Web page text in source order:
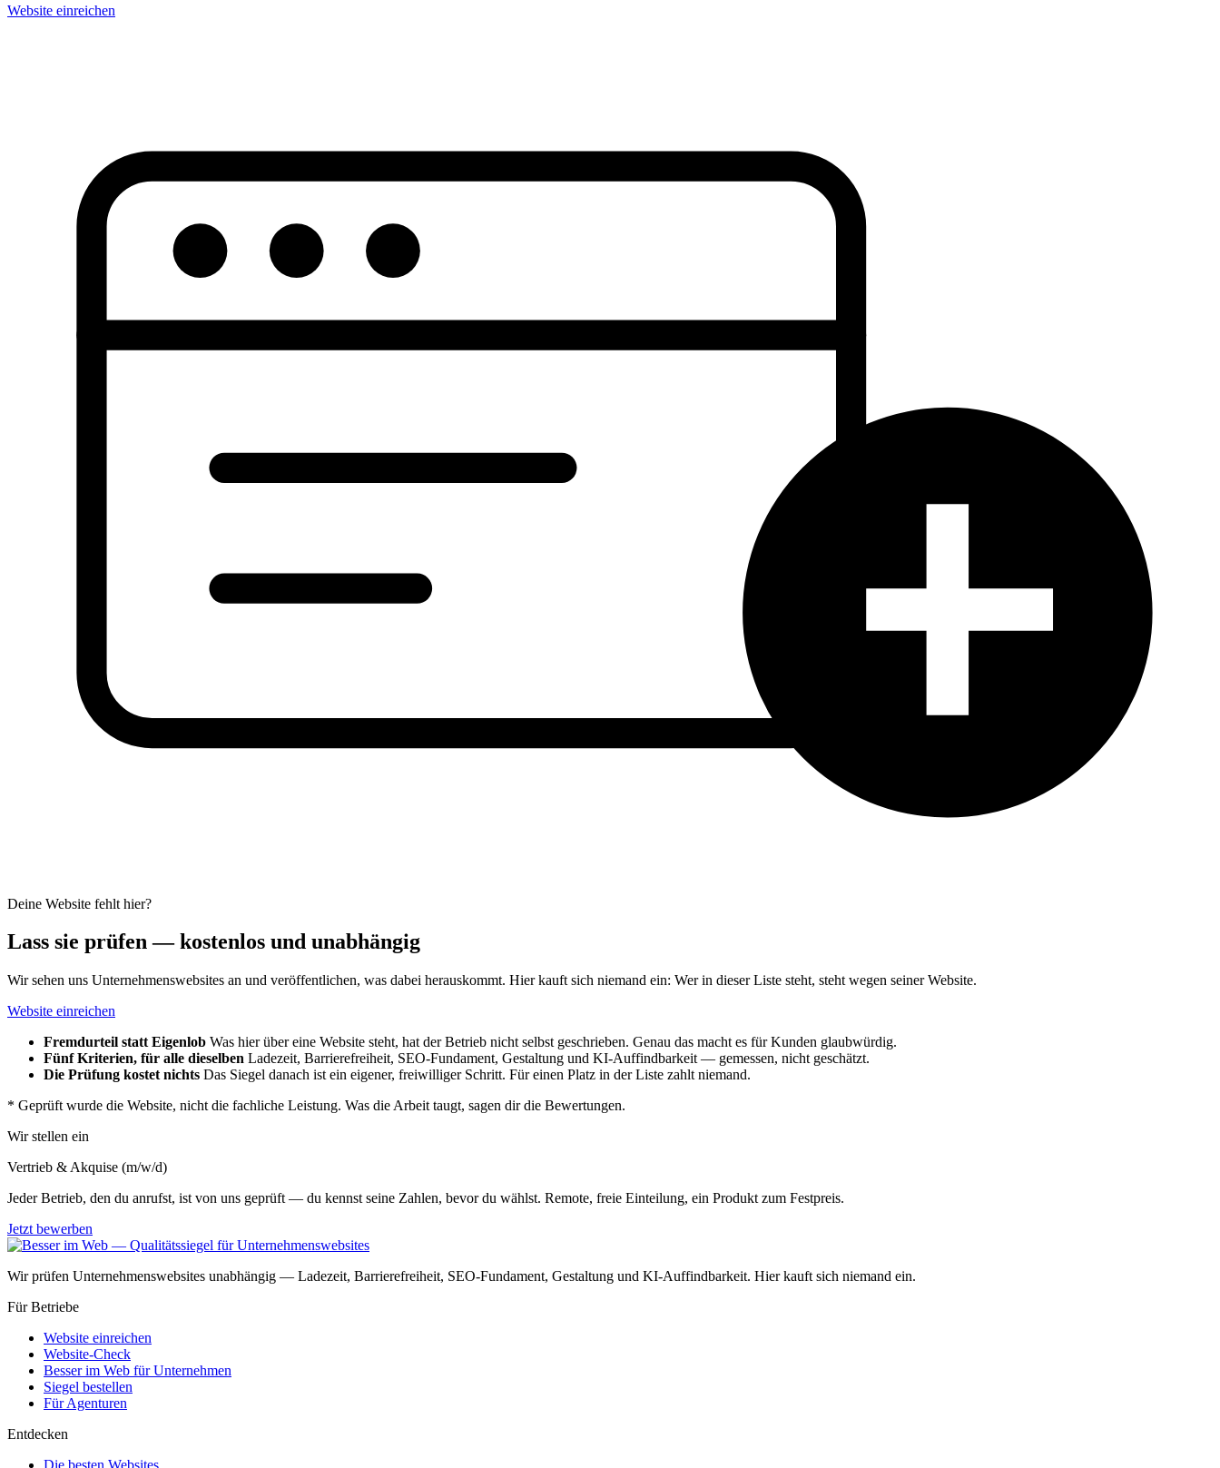
Website einreichen
Deine Website fehlt hier?
Lass sie prüfen — kostenlos und unabhängig
Wir sehen uns Unternehmenswebsites an und veröffentlichen, was dabei herauskommt. Hier kauft sich niemand ein: Wer in dieser Liste steht, steht wegen seiner Website.
Website einreichen
Fremdurteil statt Eigenlob Was hier über eine Website steht, hat der Betrieb nicht selbst geschrieben. Genau das macht es für Kunden glaubwürdig.
Fünf Kriterien, für alle dieselben Ladezeit, Barrierefreiheit, SEO-Fundament, Gestaltung und KI-Auffindbarkeit — gemessen, nicht geschätzt.
Die Prüfung kostet nichts Das Siegel danach ist ein eigener, freiwilliger Schritt. Für einen Platz in der Liste zahlt niemand.
* Geprüft wurde die Website, nicht die fachliche Leistung. Was die Arbeit taugt, sagen dir die Bewertungen.
Wir stellen ein
Vertrieb & Akquise (m/w/d)
Jeder Betrieb, den du anrufst, ist von uns geprüft — du kennst seine Zahlen, bevor du wählst. Remote, freie Einteilung, ein Produkt zum Festpreis.
Jetzt bewerben
Wir prüfen Unternehmenswebsites unabhängig — Ladezeit, Barrierefreiheit, SEO-Fundament, Gestaltung und KI-Auffindbarkeit. Hier kauft sich niemand ein.
Für Betriebe
Website einreichen
Website-Check
Besser im Web für Unternehmen
Siegel bestellen
Für Agenturen
Entdecken